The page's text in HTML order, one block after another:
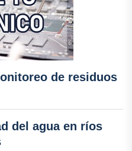
de residuos
del agua en ríos